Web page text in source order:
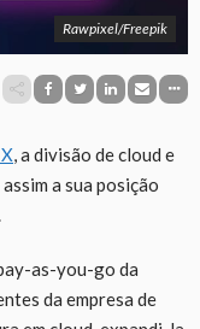
Rawpixel/Freepik
, a divisão de cloud e
a sua posição
as-you-go da
da empresa de